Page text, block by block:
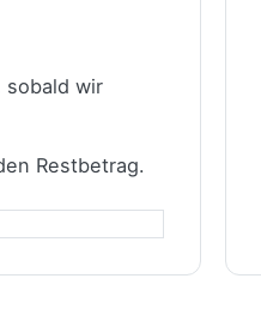
sobald wir
Restbetrag.